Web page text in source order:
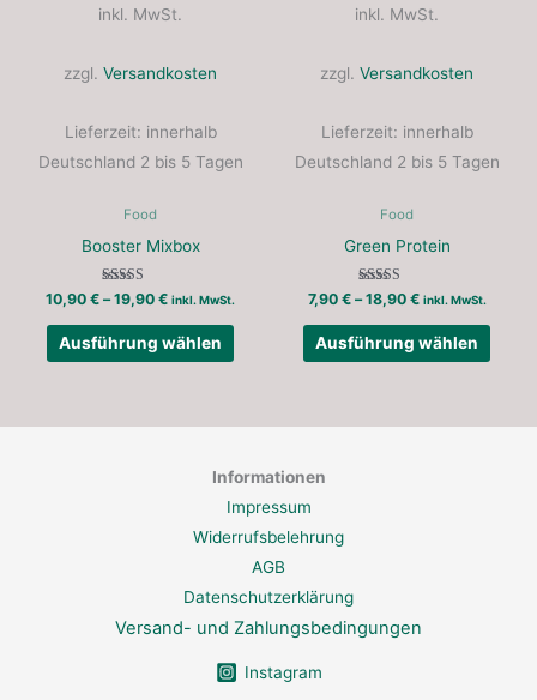
inkl. MwSt.
zzgl. Versandkosten
Lieferzeit: innerhalb
Deutschland 2 bis 5 Tagen
Food
Booster Mixbox
Bewertet mit
5.00
von 5
10,90 € –19,90 € inkl. MwSt.
Ausführung wählen
Produktseite
gewählt
werden
inkl. MwSt.
zzgl. Versandkosten
Lieferzeit: innerhalb
Deutschland 2 bis 5 Tagen
Food
Green Protein
Bewertet mit
5.00
von 5
7,90 €–18,90 € inkl. MwSt.
Ausführung wählen
Informationen
Impressum
Widerrufsbelehrung
AGB
Datenschutzerklärung
Versand- und Zahlungsbedingungen
Instagram